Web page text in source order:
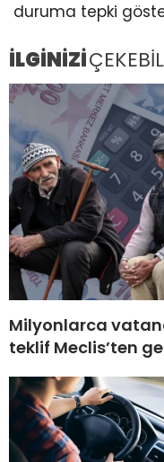
duruma tepki
İLGİNİZİ
Milyonlarca
teklif Meclis’ten